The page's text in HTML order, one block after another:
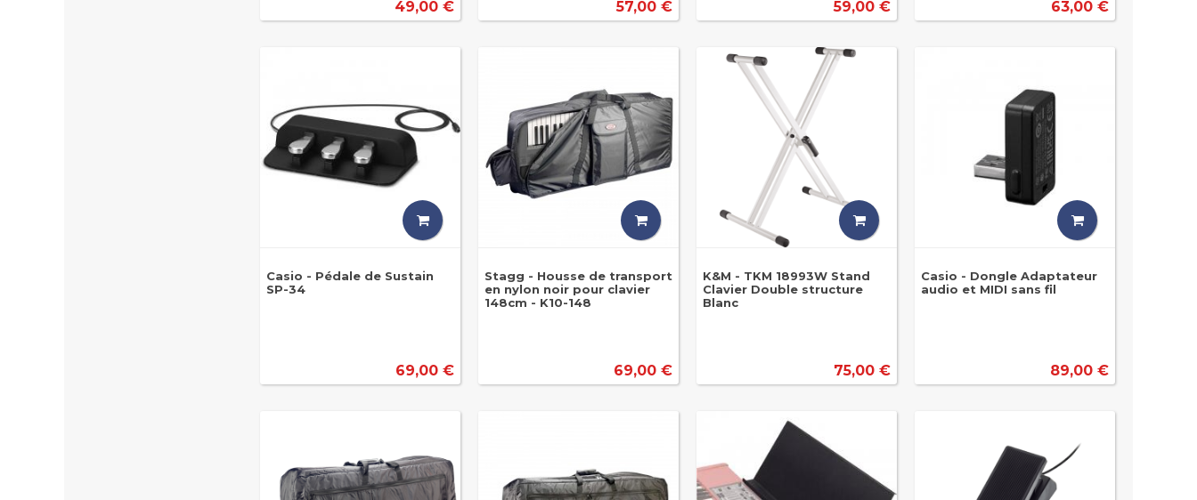
49,00 € 57,00 € 59,00 € 63,00 €
Casio - Pédale de Sustain
SP-34
69,00 €
Stagg - Housse de transport
en nylon noir pour clavier
148cm - K10-148
69,00 €
K&M - TKM 18993W Stand
Clavier Double structure
Blanc
75,00 €
Casio - Dongle Adaptateur
audio et MIDI sans fil
89,00 €